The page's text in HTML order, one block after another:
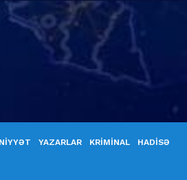
YAZARLAR KRİMİNAL HADİSƏ